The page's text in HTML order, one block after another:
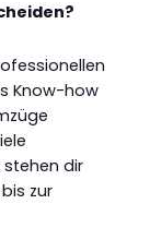
Know-how
dir
zur